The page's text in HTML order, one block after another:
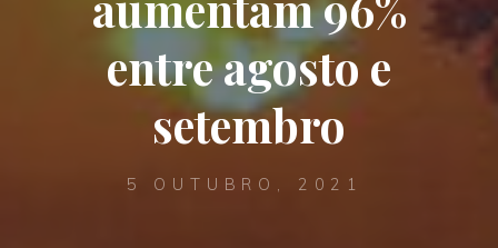
entre agosto e
setembro
5 OUTUBRO, 2021